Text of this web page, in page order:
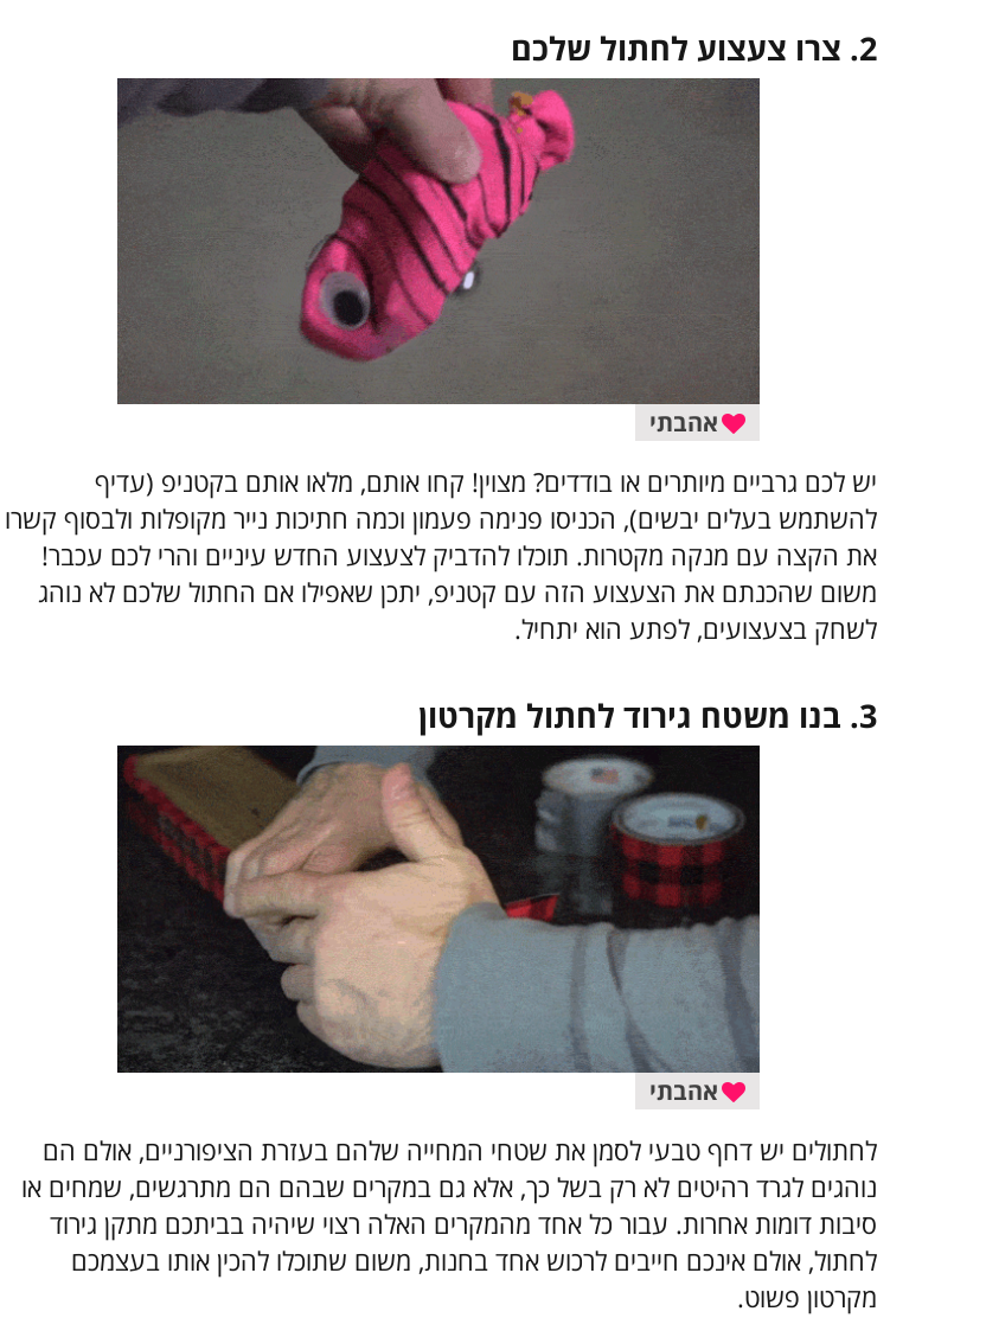
2. צרו צעצוע לחתול שלכם
אהבתי
יש לכם גרביים מיותרים או בודדים? מצוין! קחו אותם, מלאו אותם בקטניפ (עדיף
להשתמש בעלים יבשים), הכניסו פנימה פעמון וכמה חתיכות נייר מקופלות ולבסוף קשרו
את הקצה עם מנקה מקטרות. תוכלו להדביק לצעצוע החדש עיניים והרי לכם עכבר!
משום שהכנתם את הצעצוע הזה עם קטניפ, יתכן שאפילו אם החתול שלכם לא נוהג
לשחק בצעצועים, לפתע הוא יתחיל.
3. בנו משטח גירוד לחתול מקרטון
אהבתי
לחתולים יש דחף טבעי לסמן את שטחי המחייה שלהם בעזרת הציפורניים, אולם הם
נוהגים לגרד רהיטים לא רק בשל כך, אלא גם במקרים שבהם הם מתרגשים, שמחים או
סיבות דומות אחרות. עבור כל אחד מהמקרים האלה רצוי שיהיה בביתכם מתקן גירוד
לחתול, אולם אינכם חייבים לרכוש אחד בחנות, משום שתוכלו להכין אותו בעצמכם
מקרטון פשוט.